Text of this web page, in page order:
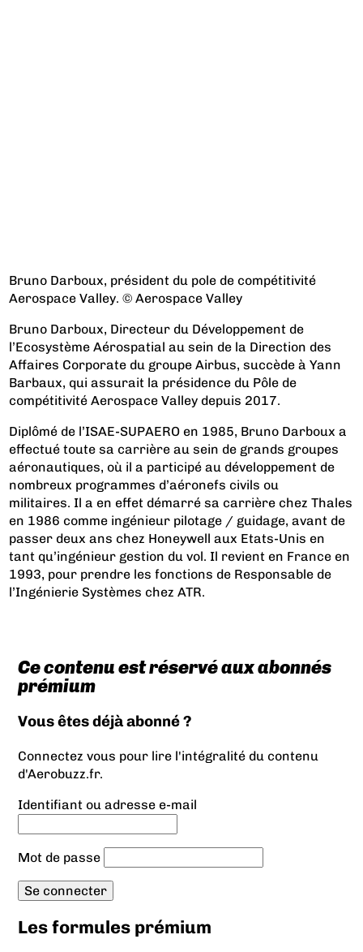
Bruno Darboux, président du pole de compétitivité
Aerospace Valley. © Aerospace Valley
Bruno Darboux, Directeur du Développement de
l’Ecosystème Aérospatial au sein de la Direction des
Affaires Corporate du groupe Airbus, succède à Yann
Barbaux, qui assurait la présidence du Pôle de
compétitivité Aerospace Valley depuis 2017.
Diplômé de l’ISAE-SUPAERO en 1985, Bruno Darboux a
effectué toute sa carrière au sein de grands groupes
aéronautiques, où il a participé au développement de
nombreux programmes d’aéronefs civils ou
militaires. Il a en effet démarré sa carrière chez Thales
en 1986 comme ingénieur pilotage / guidage, avant de
passer deux ans chez Honeywell aux Etats-Unis en
tant qu’ingénieur gestion du vol. Il revient en France en
1993, pour prendre les fonctions de Responsable de
l’Ingénierie Systèmes chez ATR.
Ce contenu est réservé aux abonnés
prémium
Vous êtes déjà abonné ?
Connectez vous pour lire l'intégralité du contenu
d'Aerobuzz.fr.
Identifiant ou adresse e-mail
Mot de passe
Les formules prémium